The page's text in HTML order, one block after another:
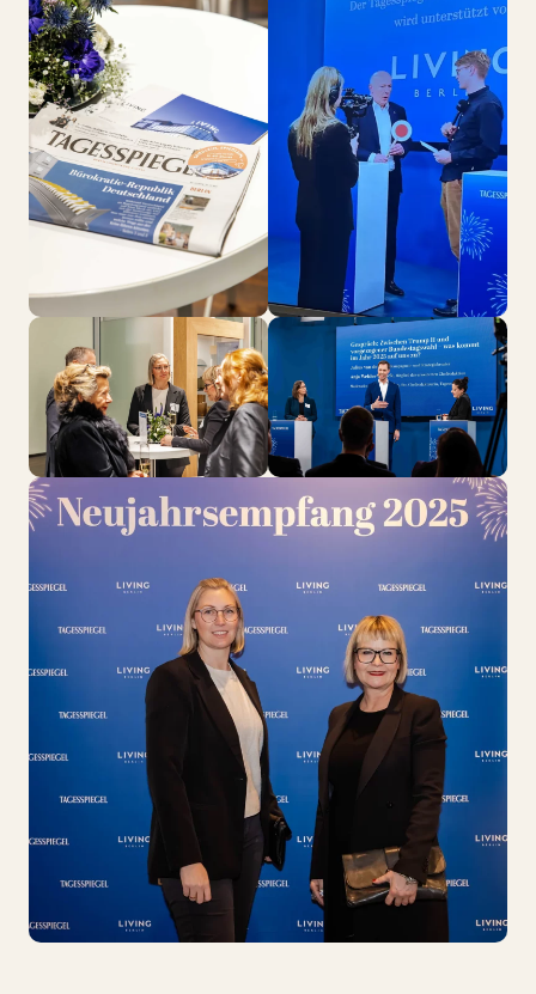
Kontakt
Jobs
Wedding Planner
Storeplan
Anfahrt & Parken
Nachhaltigkeit
ALICE Rooftop & Garden
Kantstr. 17
–
Berlin